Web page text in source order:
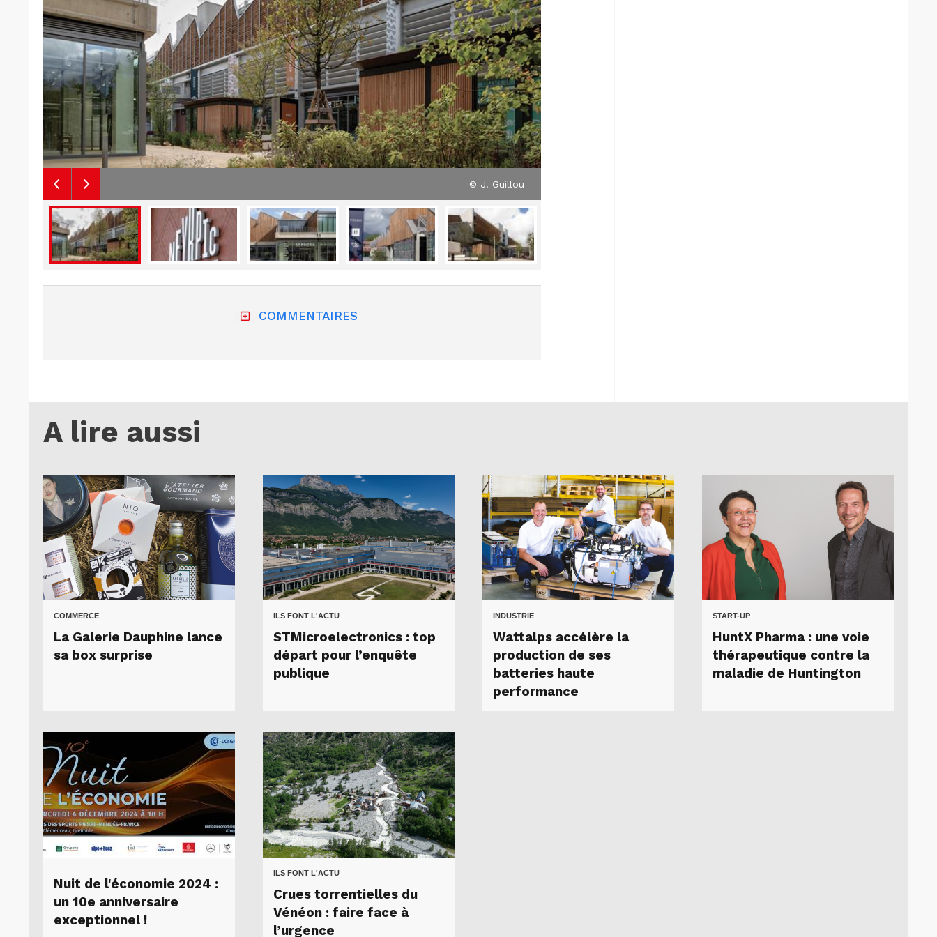
© J. Guillou
COMMENTAIRES
A lire aussi
COMMERCE
La Galerie Dauphine lance
sa box surprise
ILS FONT L'ACTU
STMicroelectronics : top
départ pour l’enquête
publique
INDUSTRIE
Wattalps accélère la
production de ses
batteries haute
performance
START-UP
HuntX Pharma : une voie
thérapeutique contre la
maladie de Huntington
Nuit de l'économie 2024 :
un 10e anniversaire
exceptionnel !
ILS FONT L'ACTU
Crues torrentielles du
Vénéon : faire face à
l’urgence